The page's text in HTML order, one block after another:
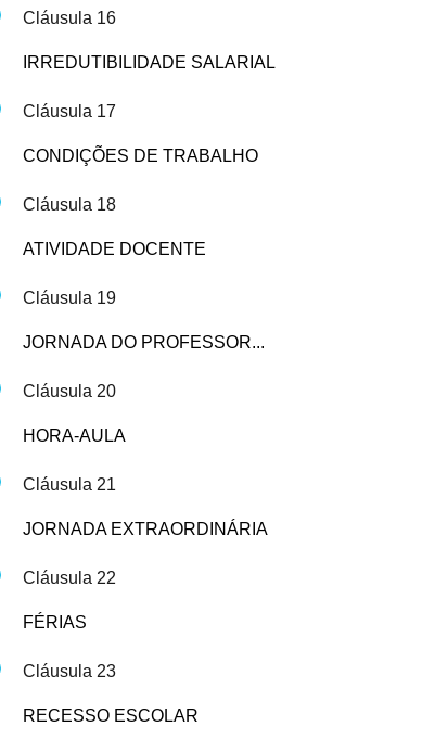
Cláusula 16
IRREDUTIBILIDADE SALARIAL
Cláusula 17
CONDIÇÕES DE TRABALHO
Cláusula 18
ATIVIDADE DOCENTE
Cláusula 19
JORNADA DO PROFESSOR...
Cláusula 20
HORA-AULA
Cláusula 21
JORNADA EXTRAORDINÁRIA
Cláusula 22
FÉRIAS
Cláusula 23
RECESSO ESCOLAR